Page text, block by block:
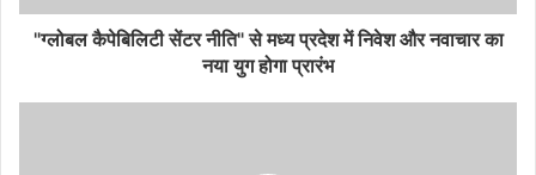
"ग्लोबल कैपेबिलिटी सेंटर नीति" से मध्य प्रदेश में निवेश और नवाचार का
नया युग होगा प्रारंभ